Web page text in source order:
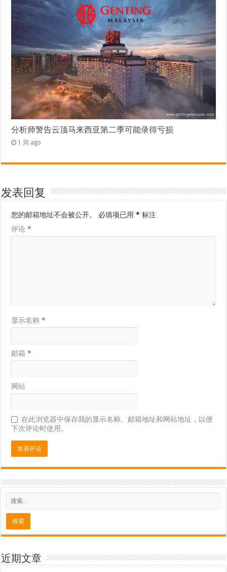
分析师警告云顶马来西亚第二季可能录得亏损
1 周 ago
发表回复
您的邮箱地址不会被公开。 必填项已用* 标注
评论*
显示名称*
邮箱*
网站
在此浏览器中保存我的显示名称、邮箱地址和网站地址，以便
下次评论时使用。
近期文章